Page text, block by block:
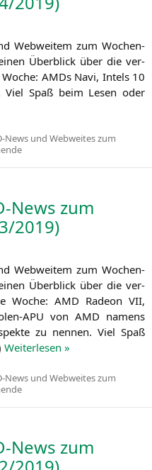
Web­wei­tem zum Wochen­
Über­blick über die ver­
AMDs Navi, Intels 10
Viel Spaß beim Lesen oder
News und Webweites zum
News zum
2019)
Web­wei­tem zum Wochen­
Über­blick über die ver­
Woche: AMD Rade­on VII,
APU vonAMD namens
zu nen­nen. Viel Spaß
Wei­ter­le­sen »
News und Webweites zum
News zum